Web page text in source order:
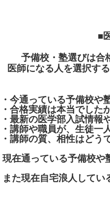
■
予備校・塾選びは合
医師になる人を選択す
・今通っている予備校や
・合格実績は本当でした
・最新の医学部入試情報
・講師や職員が、生徒一
・講師の質、相性はどう
現在通っている予備校や
また現在自宅浪人して